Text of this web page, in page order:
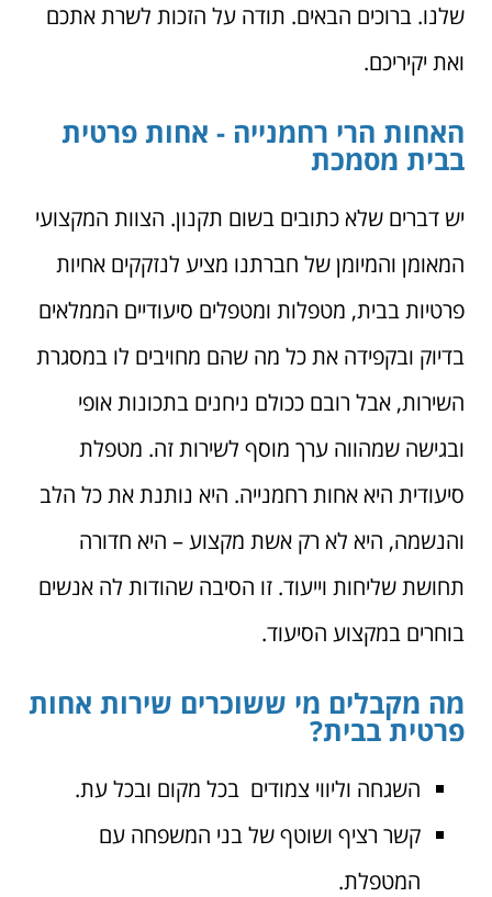
שלנו. ברוכים הבאים. תודה על הזכות לשרת אתכם
ואת יקיריכם.
האחות הרי רחמנייה - אחות פרטית
בבית מסמכת
יש דברים שלא כתובים בשום תקנון. הצוות המקצועי
המאומן והמיומן של חברתנו מציע לנזקקים אחיות
פרטיות בבית, מטפלות ומטפלים סיעודיים הממלאים
בדיוק ובקפידה את כל מה שהם מחויבים לו במסגרת
השירות, אבל רובם ככולם ניחנים בתכונות אופי
ובגישה שמהווה ערך מוסף לשירות זה. מטפלת
סיעודית היא אחות רחמנייה. היא נותנת את כל הלב
והנשמה, היא לא רק אשת מקצוע – היא חדורה
תחושת שליחות וייעוד. זו הסיבה שהודות לה אנשים
בוחרים במקצוע הסיעוד.
מה מקבלים מי ששוכרים שירות אחות
פרטית בבית?
השגחה וליווי צמודים בכל מקום ובכל עת.
קשר רציף ושוטף של בני המשפחה עם
המטפלת.